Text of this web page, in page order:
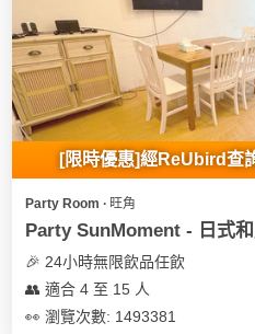
花
藝
禮
品
場
地
生
日
拍
拖
業/
公
司
活
動
會
員
需
社
交
軟
時
間
神
[限時優惠]經ReUbird查
Party Room ∙ 旺角
Party SunMoment - 日式
🎉 24小時無限飲品任飲
👥 適合 4 至 15 人
👀 瀏覽次數: 1493381